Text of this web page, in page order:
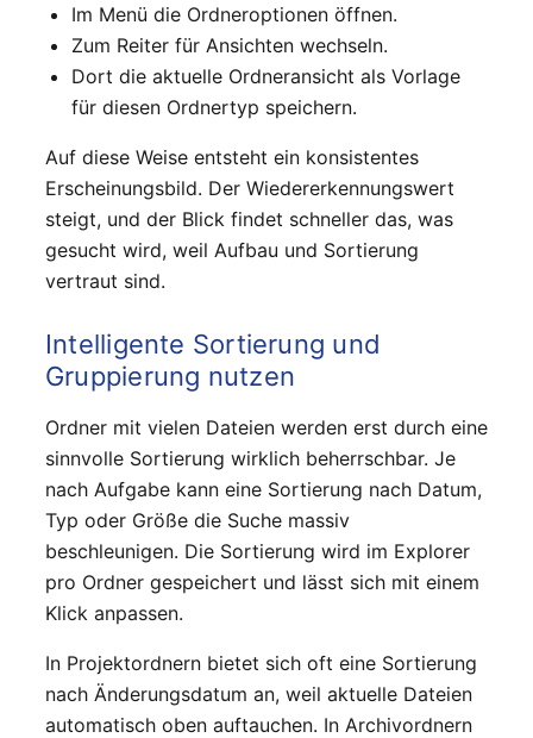
Im Menü die Ordneroptionen öffnen.
Zum Reiter für Ansichten wechseln.
Dort die aktuelle Ordneransicht als Vorlage
für diesen Ordnertyp speichern.
Auf diese Weise entsteht ein konsistentes
Erscheinungsbild. Der Wiedererkennungswert
steigt, und der Blick findet schneller das, was
gesucht wird, weil Aufbau und Sortierung
vertraut sind.
Intelligente Sortierung und
Gruppierung nutzen
Ordner mit vielen Dateien werden erst durch eine
sinnvolle Sortierung wirklich beherrschbar. Je
nach Aufgabe kann eine Sortierung nach Datum,
Typ oder Größe die Suche massiv
beschleunigen. Die Sortierung wird im Explorer
pro Ordner gespeichert und lässt sich mit einem
Klick anpassen.
In Projektordnern bietet sich oft eine Sortierung
nach Änderungsdatum an, weil aktuelle Dateien
automatisch oben auftauchen. In Archivordnern